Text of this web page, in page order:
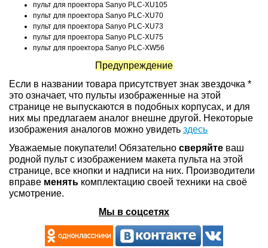
пульт для проектора Sanyo PLC-XU105
пульт для проектора Sanyo PLC-XU70
пульт для проектора Sanyo PLC-XU73
пульт для проектора Sanyo PLC-XU75
пульт для проектора Sanyo PLC-XW56
Предупреждение
Если в названии товара присутствует знак звездочка *
это означает, что пульты изображенные на этой
странице не выпускаются в подобных корпусах, и для
них мы предлагаем аналог внешне другой. Некоторые
изображения аналогов можно увидеть здесь
Уважаемые покупатели! Обязательно сверяйте ваш
родной пульт с изображением макета пульта на этой
странице, все кнопки и надписи на них. Производители
вправе менять комплектацию своей техники на своё
усмотрение.
Мы в соцсетях